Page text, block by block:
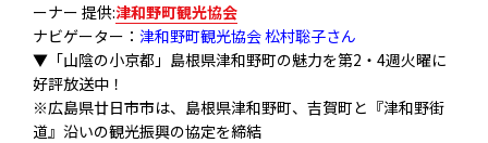
ーナー 提供:津和野町観光協会
ナビゲーター： 津和野町観光協会 松村聡子さん
▼「山陰の小京都」島根県津和野町の魅力を第2・4週火曜に
好評放送中！
※広島県廿日市市は、島根県津和野町、吉賀町と『津和野街
道』沿いの観光振興の協定を締結